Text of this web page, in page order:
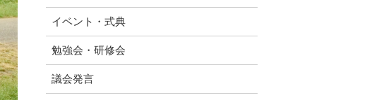
イベント・式典
勉強会・研修会
議会発言